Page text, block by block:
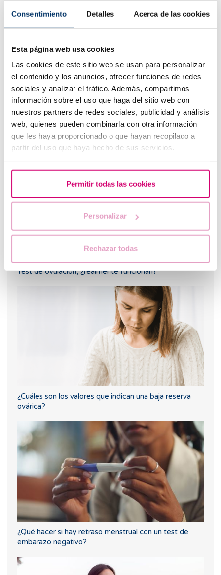
Consentimiento Detalles Acerca de las cookies
Esta página web usa cookies
Las cookies de este sitio web se usan para personalizar
el contenido y los anuncios, ofrecer funciones de redes
sociales y analizar el tráfico. Además, compartimos
información sobre el uso que haga del sitio web con
nuestros partners de redes sociales, publicidad y análisis
web, quienes pueden combinarla con otra información
que les haya proporcionado o que hayan recopilado a
partir del uso que haya hecho de sus servicios.
Permitir todas las cookies
Personalizar
Rechazar todas
¿Qué vacunas se pueden poner durante el embarazo?
Los más leídos
Test de ovulación, ¿realmente funcionan?
¿Cuáles son los valores que indican una baja reserva
ovárica?
¿Qué hacer si hay retraso menstrual con un test de
embarazo negativo?